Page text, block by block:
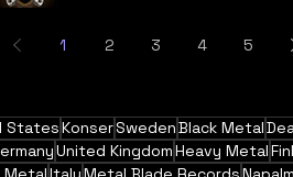
1 2 3 4 5
StatesKonserSwedenBlack Metal
United KingdomHeavy Metal